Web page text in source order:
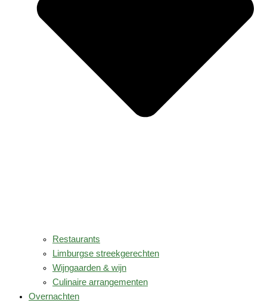
Restaurants
Limburgse streekgerechten
Wijngaarden & wijn
Culinaire arrangementen
Overnachten